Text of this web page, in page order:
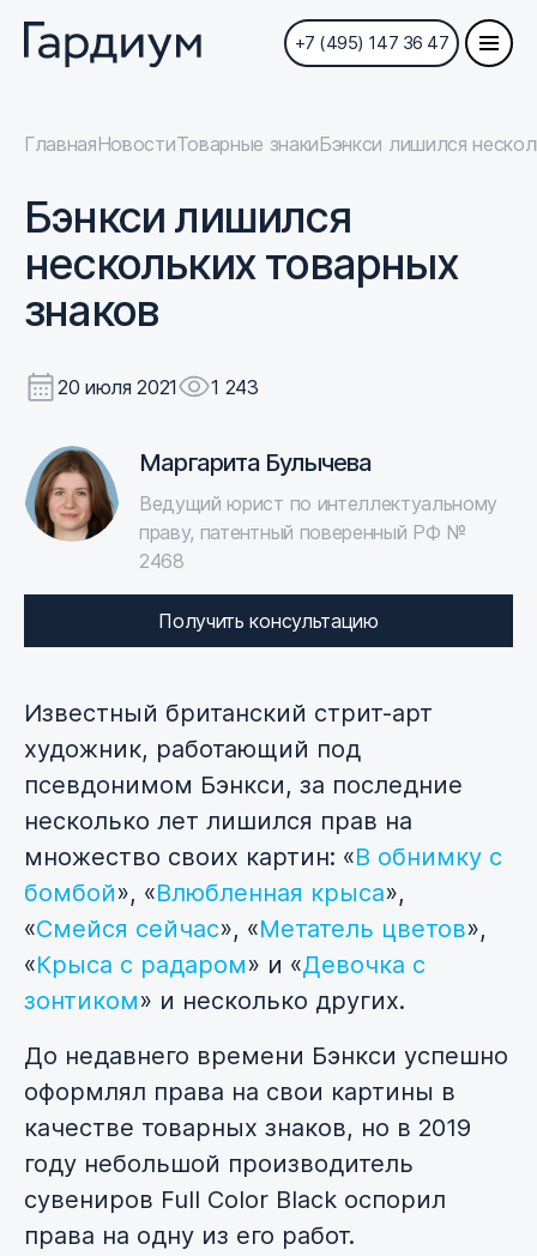
+7 (495) 147 36 47
ГлавнаяНовостиТоварные знакиБэнкси лишился
Бэнкси лишился
нескольких товарных
знаков
20 июля 2021 1 243
Известный британский стрит-арт
художник, работающий под
псевдонимом Бэнкси, за последние
несколько лет лишился прав на
множество своих картин: «В обнимку с
бомбой», «Влюбленная крыса»,
«Смейся сейчас», «Метатель цветов»,
«Крыса с радаром» и «Девочка с
зонтиком» и несколько других.
До недавнего времени Бэнкси успешно
оформлял права на свои картины в
качестве товарных знаков, но в 2019
году небольшой производитель
сувениров Full Color Black оспорил
права на одну из его работ.
Маргарита Булычева
Ведущий юрист по интеллектуальному
праву, патентный поверенный РФ №
2468
Получить консультацию